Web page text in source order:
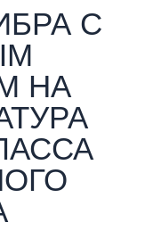
С
НА